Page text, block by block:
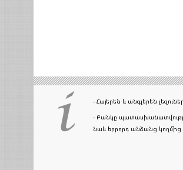
- Հայերեն և անգլերեն
- Բանկը
նաև երրորդ անձանց